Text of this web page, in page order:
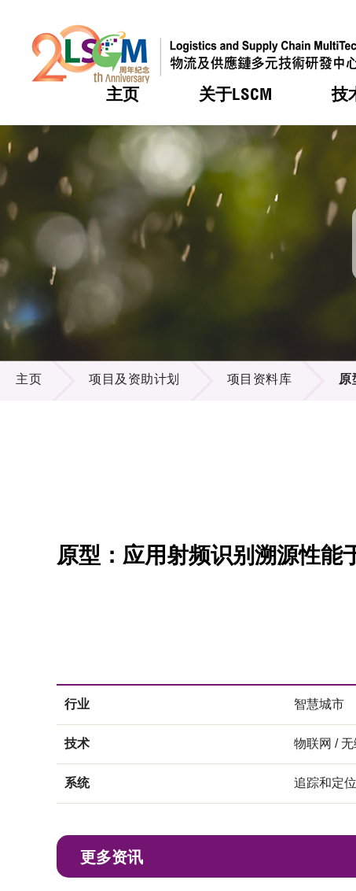
主页 关于LSCM
热门
LSCM 动向
机构简
服务范畴
组织架构
供应商
技
热门
LSCM 动向
服务
应用
热门
LSCM 动向
合作计
资助计
项目资
热门
LSCM 动向
活动
业界活动
奖项
多媒体
出版刊物
热门
LSCM 动向
会籍及
会员列
项目及资助计划
主页 项目及资助计划 项目资料库 原
原型：应用射频识别溯源性能
行业 智慧城市
技术 物联网 /
系统 追踪和定
更多资讯